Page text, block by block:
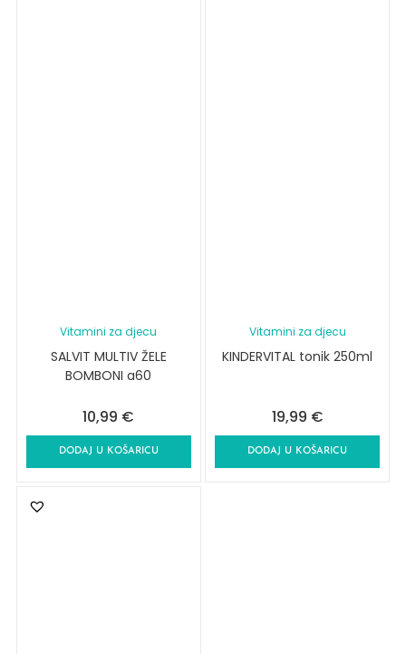
Vitamini za djecu
SALVIT MULTIV ŽELE
BOMBONI a60
10,99 €
DODAJ U KOŠARICU
Vitamini za djecu
KINDERVITAL tonik 250ml
19,99 €
DODAJ U KOŠARICU